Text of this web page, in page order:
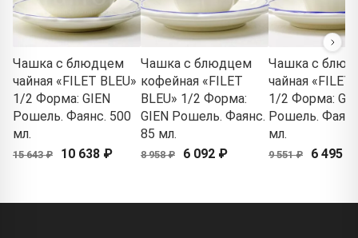
Чашка с блюдцем
чайная «FILET BLEU»
1/2 Форма: GIEN
Рошель. Фаянс. 500
мл.
15 643 ₽ 10 638 ₽
Чашка с блюдцем
кофейная «FILET
BLEU» 1/2 Форма:
GIEN Рошель. Фаянс.
85 мл.
8 958 ₽ 6 092 ₽
Чашка с
чайная «FILET
1/2 Форма:
Рошель.
мл.
9 551 ₽ 6 495 ₽